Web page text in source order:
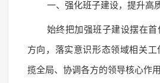
一、强化班子建设，提升高
始终把加强班子建设摆在
方向，落实意识形态领域相关
揽全局、协调各方的领导核心作用